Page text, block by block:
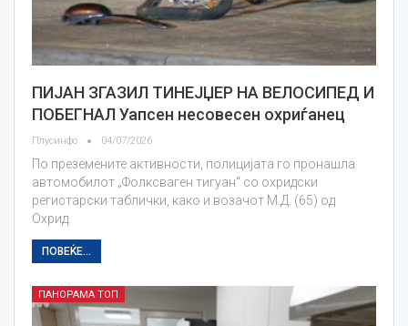
ПИЈАН ЗГАЗИЛ ТИНЕЈЏЕР НА ВЕЛОСИПЕД И
ПОБЕГНАЛ Уапсен несовесен охриѓанец
Плусинфо 04/07/2026
По преземените активности, полицијата го пронашла
автомобилот „Фолксваген тигуан“ со охридски
регистарски таблички, како и возачот М.Д. (65) од
Охрид.
ПОВЕЌЕ...
ПАНОРАМА ТОП